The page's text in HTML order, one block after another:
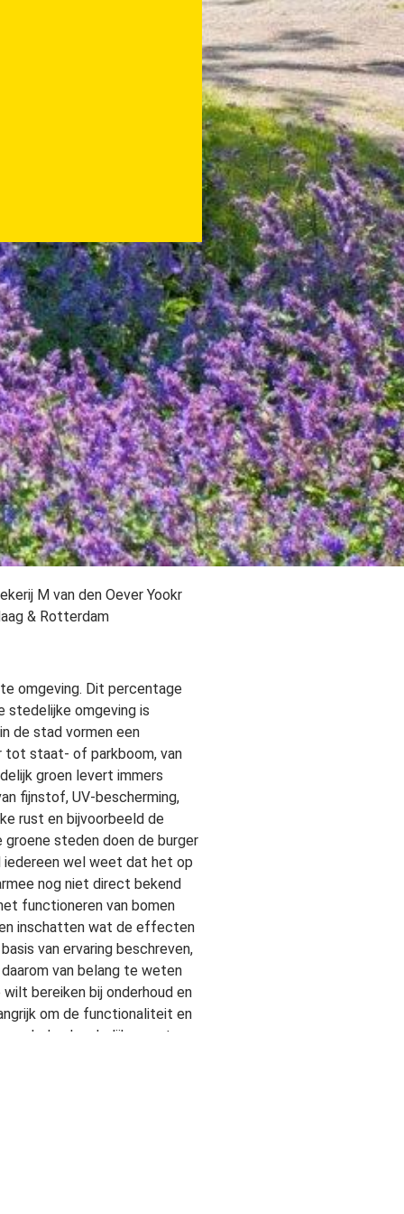
M van den Oever Yookr
& Rotterdam
omgeving. Dit percentage
stedelijke omgeving is
de stad vormen een
tot staat- of parkboom, van
groen levert immers
fijnstof, UV-bescherming,
rust en bijvoorbeeld de
groene steden doen de burger
iedereen wel weet dat het op
nog niet direct bekend
functioneren van bomen
inschatten wat de effecten
van ervaring beschreven,
van belang te weten
bereiken bij onderhoud en
om de functionaliteit en
ook daadwerkelijk gaan te